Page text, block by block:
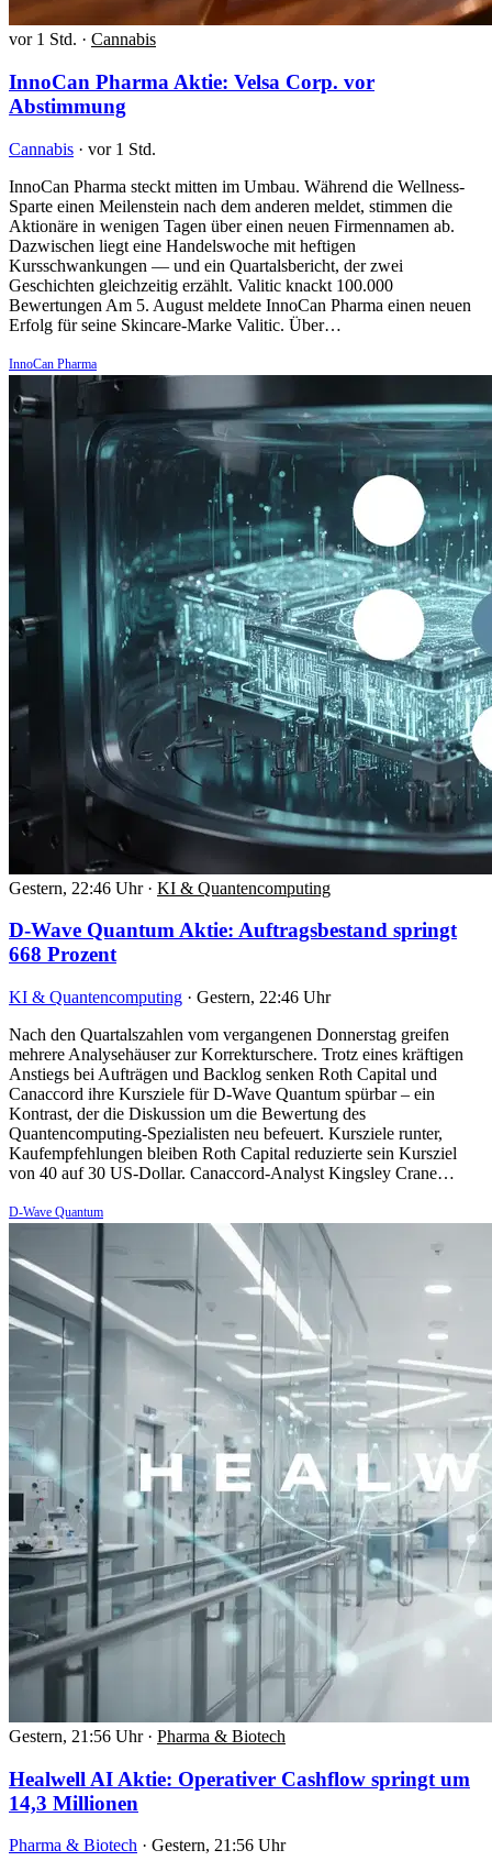
vor 1 Std. · Cannabis
InnoCan Pharma Aktie: Velsa Corp. vor
Abstimmung
Cannabis · vor 1 Std.
InnoCan Pharma steckt mitten im Umbau. Während die Wellness-
Sparte einen Meilenstein nach dem anderen meldet, stimmen die
Aktionäre in wenigen Tagen über einen neuen Firmennamen ab.
Dazwischen liegt eine Handelswoche mit heftigen
Kursschwankungen — und ein Quartalsbericht, der zwei
Geschichten gleichzeitig erzählt. Valitic knackt 100.000
Bewertungen Am 5. August meldete InnoCan Pharma einen neuen
Erfolg für seine Skincare-Marke Valitic. Über…
InnoCan Pharma
Gestern, 22:46 Uhr · KI & Quantencomputing
D-Wave Quantum Aktie: Auftragsbestand springt
668 Prozent
KI & Quantencomputing · Gestern, 22:46 Uhr
Nach den Quartalszahlen vom vergangenen Donnerstag greifen
mehrere Analysehäuser zur Korrekturschere. Trotz eines kräftigen
Anstiegs bei Aufträgen und Backlog senken Roth Capital und
Canaccord ihre Kursziele für D-Wave Quantum spürbar – ein
Kontrast, der die Diskussion um die Bewertung des
Quantencomputing-Spezialisten neu befeuert. Kursziele runter,
Kaufempfehlungen bleiben Roth Capital reduzierte sein Kursziel
von 40 auf 30 US-Dollar. Canaccord-Analyst Kingsley Crane…
D-Wave Quantum
Gestern, 21:56 Uhr · Pharma & Biotech
Healwell AI Aktie: Operativer Cashflow springt um
14,3 Millionen
Pharma & Biotech · Gestern, 21:56 Uhr